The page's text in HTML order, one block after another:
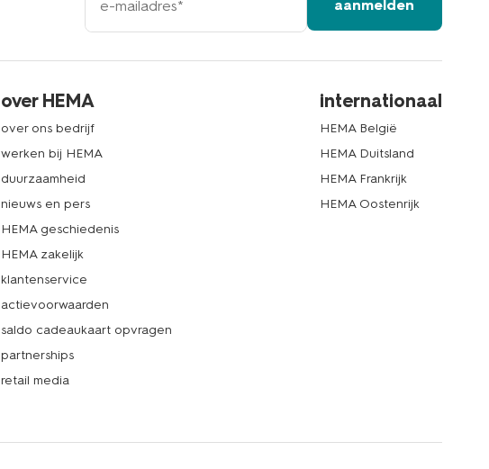
mailadres
aanmelden
over HEMA
over ons bedrijf
werken bij HEMA
duurzaamheid
nieuws en pers
HEMA geschiedenis
HEMA zakelijk
klantenservice
actievoorwaarden
saldo cadeaukaart opvragen
partnerships
retail media
internationaal
HEMA België
HEMA Duitsland
HEMA Frankrijk
HEMA Oostenrijk